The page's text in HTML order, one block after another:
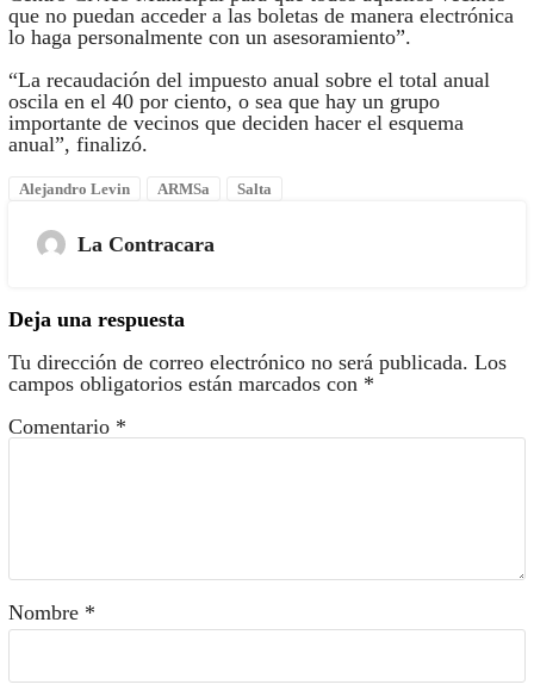
que no puedan acceder a las boletas de manera electrónica
lo haga personalmente con un asesoramiento”.
“La recaudación del impuesto anual sobre el total anual
oscila en el 40 por ciento, o sea que hay un grupo
importante de vecinos que deciden hacer el esquema
anual”, finalizó.
Alejandro Levin ARMSa Salta
La Contracara
Deja una respuesta
Tu dirección de correo electrónico no será publicada. Los
campos obligatorios están marcados con *
Comentario *
Nombre *